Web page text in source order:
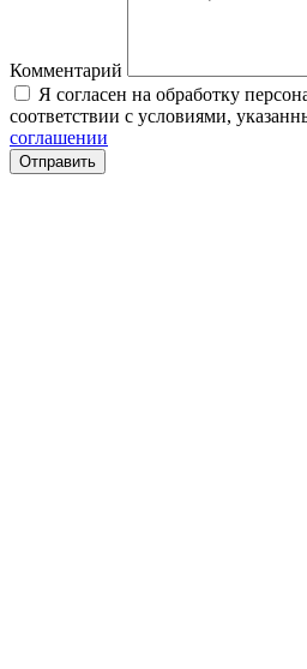
Комментарий
Я согласен на обработку
соответствии с условиями,
соглашении